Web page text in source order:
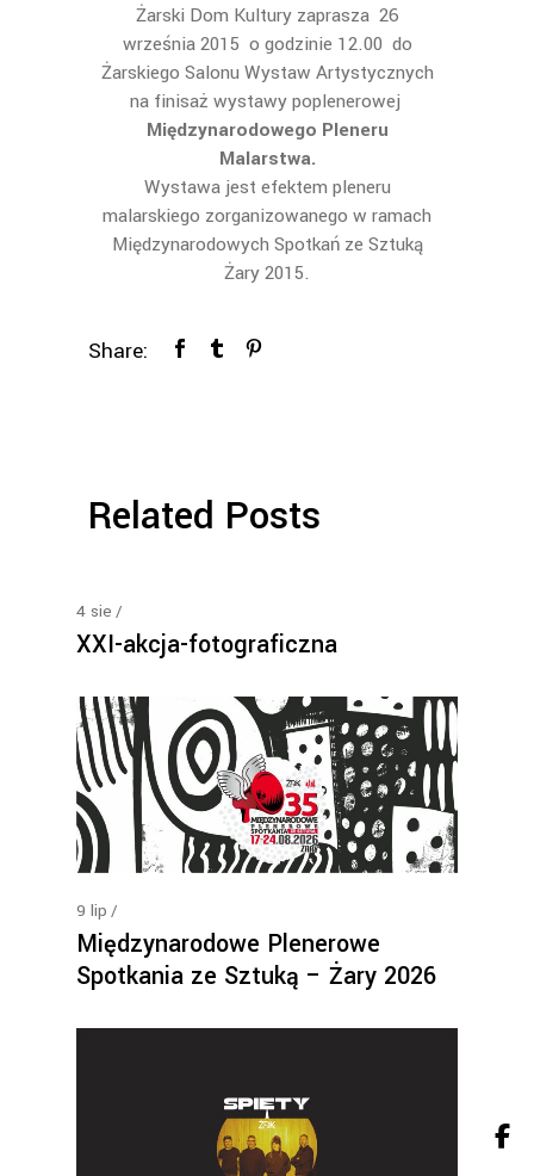
Żarski Dom Kultury zaprasza 26
września 2015 o godzinie 12.00 do
Żarskiego Salonu Wystaw Artystycznych
na finisaż wystawy poplenerowej
Międzynarodowego Pleneru
Malarstwa.
Wystawa jest efektem pleneru
malarskiego zorganizowanego w ramach
Międzynarodowych Spotkań ze Sztuką
Żary 2015.
Share:
Related Posts
4 sie
XXI-akcja-fotograficzna
9 lip
Międzynarodowe Plenerowe
Spotkania ze Sztuką – Żary 2026